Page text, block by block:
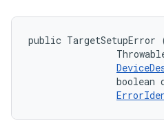
public TargetSetupError
boolean